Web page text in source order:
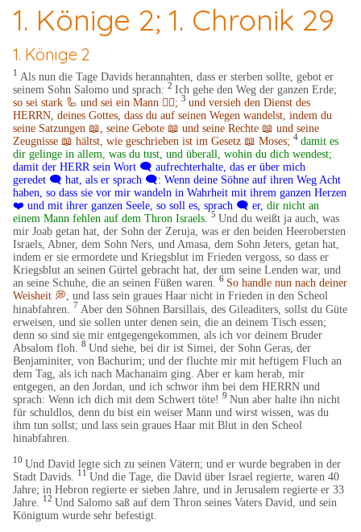
1. Könige 2; 1. Chronik 29
1. Könige 2
1 Als nun die Tage Davids herannahten, dass er sterben sollte, gebot er
seinem Sohn Salomo und sprach:2 Ich gehe den Weg der ganzen Erde;
so sei stark 🦾 und sei ein Mann 🧍‍♂️;3 und versieh den Dienst des
HERRN, deines Gottes, dass du auf seinen Wegen wandelst, indem du
seine Satzungen 📖, seine Gebote 📖 und seine Rechte 📖 und seine
Zeugnisse 📖 hältst, wie geschrieben ist im Gesetz 📖 Moses; 4 damit es
dir gelinge in allem, was du tust, und überall, wohin du dich wendest;
damit der HERR sein Wort 🗨️ aufrechterhalte, das er über mich
geredet 🗨️ hat, als er sprach 🗨️: Wenn deine Söhne auf ihren Weg Acht
haben, so dass sie vor mir wandeln in Wahrheit mit ihrem ganzen Herzen
❤️ und mit ihrer ganzen Seele, so soll es, sprach 🗨️er, dir nicht an
einem Mann fehlen auf dem Thron Israels.5 Und du weißt ja auch, was
mir Joab getan hat, der Sohn der Zeruja, was er den beiden Heerobersten
Israels, Abner, dem Sohn Ners, und Amasa, dem Sohn Jeters, getan hat,
indem er sie ermordete und Kriegsblut im Frieden vergoss, so dass er
Kriegsblut an seinen Gürtel gebracht hat, der um seine Lenden war, und
an seine Schuhe, die an seinen Füßen waren.6 So handle nun nach deiner
Weisheit 💭 und lass sein graues Haar nicht in Frieden in den Scheol
hinabfahren.
7 Aber den Söhnen Barsillais, des Gileaditers, sollst du Güte
erweisen, und sie sollen unter denen sein, die an deinem Tisch essen;
denn so sind sie mir entgegengekommen, als ich vor deinem Bruder
Absalom floh.8 Und siehe, bei dir ist Simei, der Sohn Geras, der
Benjaminiter, von Bachurim; und der fluchte mir mit heftigem Fluch an
dem Tag, als ich nach Machanaim ging. Aber er kam herab, mir
entgegen, an den Jordan, und ich schwor ihm bei dem HERRN und
sprach: Wenn ich dich mit dem Schwert töte!9 Nun aber halte ihn nicht
für schuldlos, denn du bist ein weiser Mann und wirst wissen, was du
ihm tun sollst; und lass sein graues Haar mit Blut in den Scheol
hinabfahren.
10 Und David legte sich zu seinen Vätern; und er wurde begraben in der
Stadt Davids.
11 Und die Tage, die David über Israel regierte, waren 40
Jahre; in Hebron regierte er sieben Jahre, und in Jerusalem regierte er 33
Jahre.
12 Und Salomo saß auf dem Thron seines Vaters David, und sein
Königtum wurde sehr befestigt.